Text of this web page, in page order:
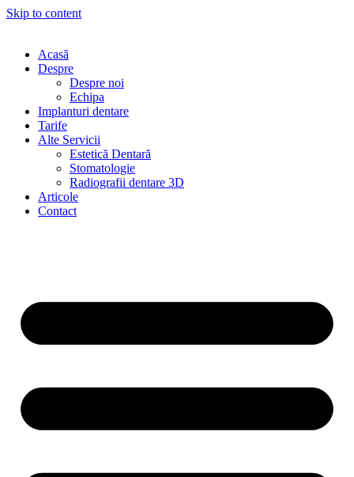
Skip to content
Acasă
Despre
Despre noi
Echipa
Implanturi dentare
Tarife
Alte Servicii
Estetică Dentară
Stomatologie
Radiografii dentare 3D
Articole
Contact